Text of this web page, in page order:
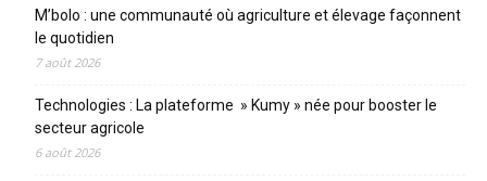
M’bolo : une communauté où agriculture et élevage façonnent
le quotidien
7 août 2026
Technologies : La plateforme » Kumy » née pour booster le
secteur agricole
6 août 2026